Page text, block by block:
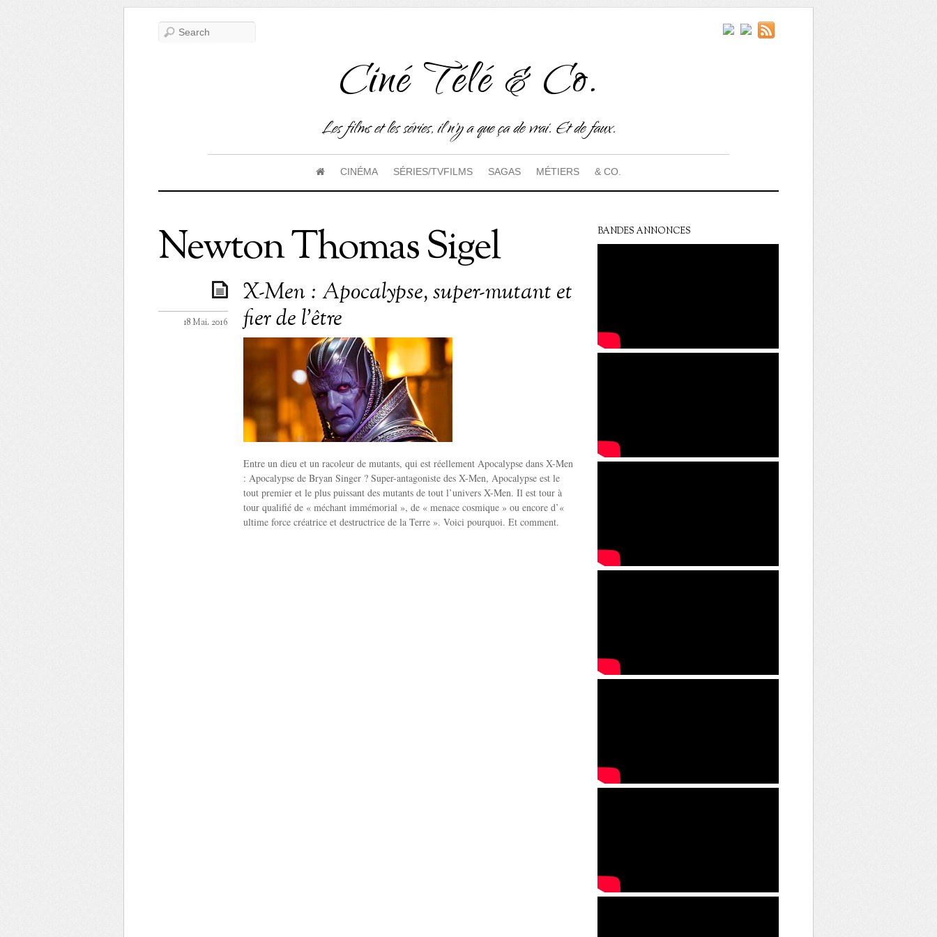
Ciné Télé & Co.
Les films et les séries, il n'y a que ça de vrai. Et de faux.
CINÉMA SÉRIES/TVFILMS SAGAS MÉTIERS & CO.
Newton Thomas Sigel
X-Men : Apocalypse, super-mutant et
fier de l’être
18 Mai. 2016
Entre un dieu et un racoleur de mutants, qui est réellement Apocalypse dans X-Men
: Apocalypse de Bryan Singer ? Super-antagoniste des X-Men, Apocalypse est le
tout premier et le plus puissant des mutants de tout l’univers X-Men. Il est tour à
tour qualifié de « méchant immémorial », de « menace cosmique » ou encore d’«
ultime force créatrice et destructrice de la Terre ». Voici pourquoi. Et comment.
BANDES ANNONCES